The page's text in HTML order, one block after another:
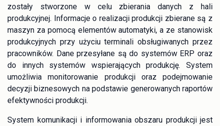
zostały stworzone w celu zbierania danych z hali
produkcyjnej. Informacje o realizacji produkcji zbierane są z
maszyn za pomocą elementów automatyki, a ze stanowisk
produkcyjnych przy użyciu terminali obsługiwanych przez
pracowników. Dane przesyłane są do systemów ERP oraz
do innych systemów wspierających produkcję. System
umożliwia monitorowanie produkcji oraz podejmowanie
decyzji biznesowych na podstawie generowanych raportów
efektywności produkcji.
System komunikacji i informowania obszaru produkcji jest